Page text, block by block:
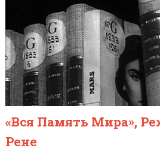
«Вся Память Мира»,
Рене